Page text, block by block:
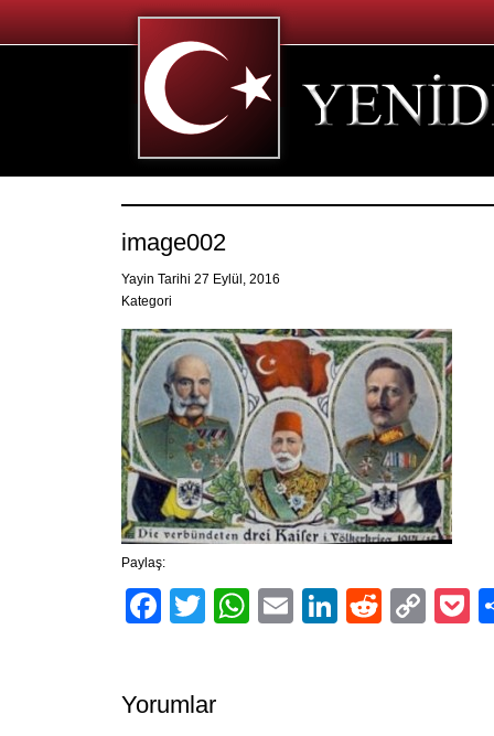
image002
Yayin Tarihi 27 Eylül, 2016
Kategori
Paylaş:
Facebook
TwitterWhatsApp
EmailLinkedIn
Reddit
Yorumlar